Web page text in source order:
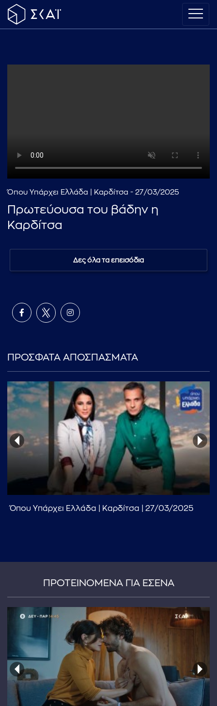
Όπου Υπάρχει Ελλάδα | Καρδίτσα - 27/03/2025
Πρωτεύουσα του βάδην η
Καρδίτσα
Δες όλα τα επεισόδια
ΠΡΟΣΦΑΤΑ ΑΠΟΣΠΑΣΜΑΤΑ
Όπου Υπάρχει Ελλάδα | Καρδίτσα | 27/03/2025
ΠΡΟΤΕΙΝΟΜΕΝΑ ΓΙΑ ΕΣΕΝΑ